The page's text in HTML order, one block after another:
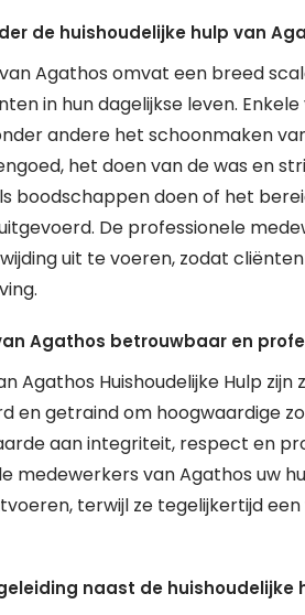
de huishoudelijke hulp van
Agathos omvat een breed
in hun dagelijkse leven.
andere het schoonmaken
het doen van de was en
boodschappen doen of het
De professionele
uit te voeren, zodat
Agathos betrouwbaar en
Agathos Huishoudelijke Hulp
en getraind om hoogwaardige
aan integriteit, respect en
medewerkers van Agathos uw
terwijl ze tegelijkertijd
naast de huishoudelijke